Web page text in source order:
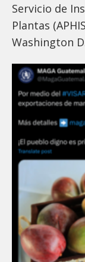
Servicio de
Plantas
Washington